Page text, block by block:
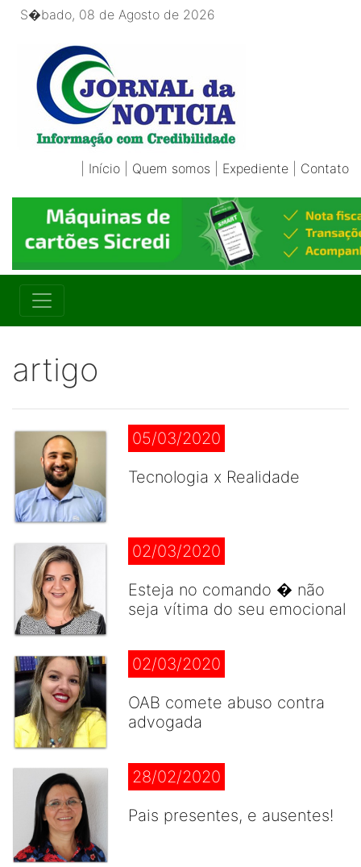
S�bado, 08 de Agosto de 2026
Início Quem somos Expediente Contato
artigo
05/03/2020
Tecnologia x Realidade
02/03/2020
Esteja no comando � não
seja vítima do seu emocional
02/03/2020
OAB comete abuso contra
advogada
28/02/2020
Pais presentes, e ausentes!